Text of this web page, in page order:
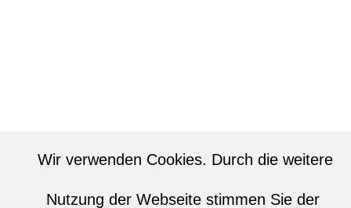
Wir verwenden Cookies. Durch die weitere
Nutzung der Webseite stimmen Sie der